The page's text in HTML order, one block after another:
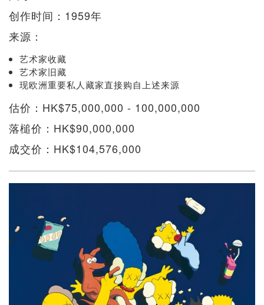
创作时间：1959年
来源：
艺术家收藏
艺术家旧藏
现欧洲重要私人藏家直接购自上述来源
估价：HK$75,000,000 - 100,000,000
落槌价：HK$90,000,000
成交价：HK$104,576,000